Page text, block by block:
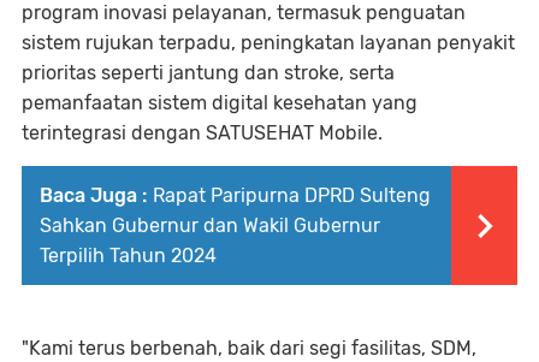
program inovasi pelayanan, termasuk penguatan
sistem rujukan terpadu, peningkatan layanan penyakit
prioritas seperti jantung dan stroke, serta
pemanfaatan sistem digital kesehatan yang
terintegrasi dengan SATUSEHAT Mobile.
Baca Juga : Rapat Paripurna DPRD Sulteng
Sahkan Gubernur dan Wakil Gubernur
Terpilih Tahun 2024
"Kami terus berbenah, baik dari segi fasilitas, SDM,